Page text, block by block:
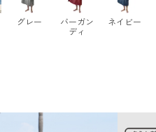
グレー
バーガン
ディ
ネイビー